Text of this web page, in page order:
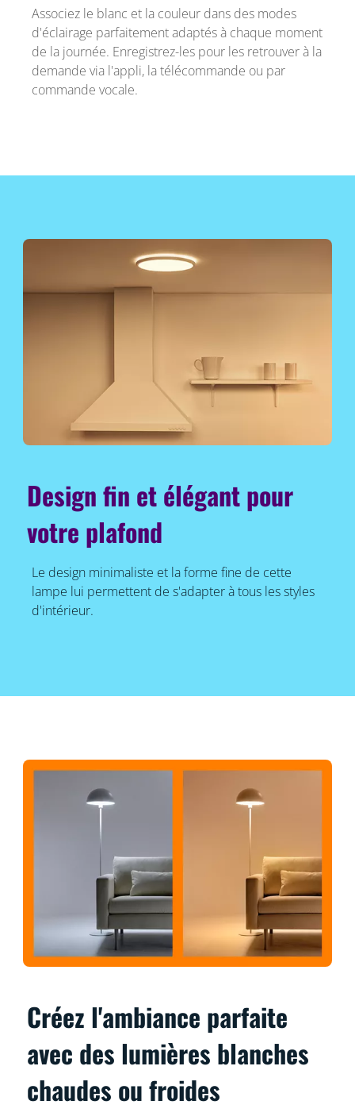
Associez le blanc et la couleur dans des modes
d'éclairage parfaitement adaptés à chaque moment
de la journée. Enregistrez-les pour les retrouver à la
demande via l'appli, la télécommande ou par
commande vocale.
Design fin et élégant pour
votre plafond
Le design minimaliste et la forme fine de cette
lampe lui permettent de s'adapter à tous les styles
d'intérieur.
Créez l'ambiance parfaite
avec des lumières blanches
chaudes ou froides